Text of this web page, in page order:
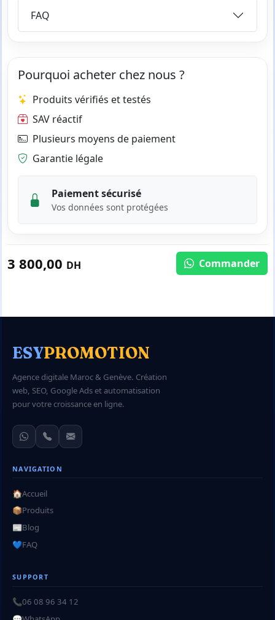
FAQ
Pourquoi acheter chez nous ?
Produits vérifiés et testés
SAV réactif
Plusieurs moyens de paiement
Garantie légale
Paiement sécurisé
Vos données sont protégées
3 800,00 DH Commander
ESYPROMOTION
Agence digitale Maroc & Genève. Création
web, SEO, Google Ads et automatisation
pour votre croissance en ligne.
NAVIGATION
🏠Accueil
📦Produits
📰Blog
💙FAQ
SUPPORT
📞06 08 96 34 12